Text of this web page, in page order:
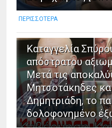
ΠΕΡΙΣΣΟΤΕΡΑ
Καταγγελία
απόστρατου
Μετά τις
Μητσοτάκηδες
Δημητριάδη, το
δολοφονημένο